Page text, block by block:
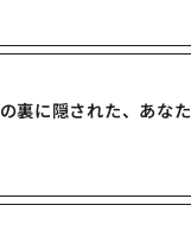
の裏に隠された、あな